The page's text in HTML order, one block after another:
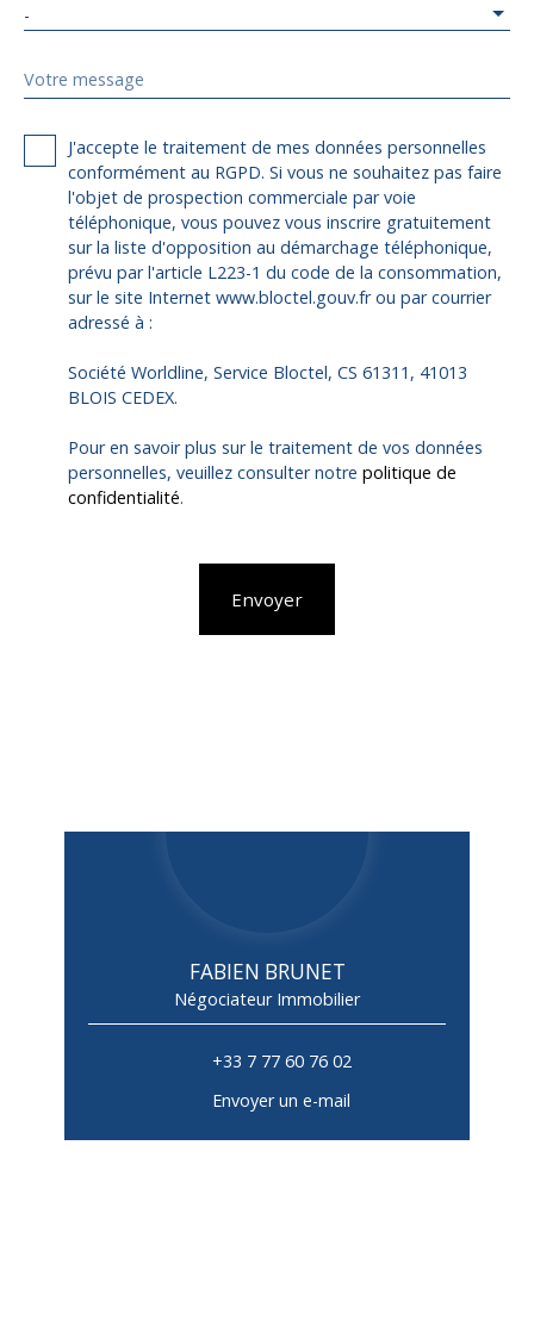
-
Votre message
J'accepte le traitement de mes données personnelles
conformément au RGPD. Si vous ne souhaitez pas faire
l'objet de prospection commerciale par voie
téléphonique, vous pouvez vous inscrire gratuitement
sur la liste d'opposition au démarchage téléphonique,
prévu par l'article L223-1 du code de la consommation,
sur le site Internet www.bloctel.gouv.fr ou par courrier
adressé à :
Société Worldline, Service Bloctel, CS 61311, 41013
BLOIS CEDEX.
Pour en savoir plus sur le traitement de vos données
personnelles, veuillez consulter notre politique de
confidentialité.
Envoyer
FABIEN BRUNET
Négociateur Immobilier
+33 7 77 60 76 02
Envoyer un e-mail